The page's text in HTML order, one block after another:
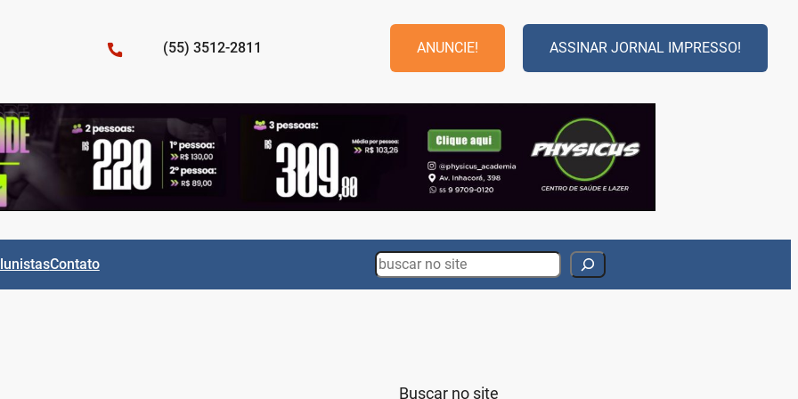
(55) 3512-2811 ANUNCIE! ASSINAR JORNAL IMPRESSO!
Contato Search
Buscar no site